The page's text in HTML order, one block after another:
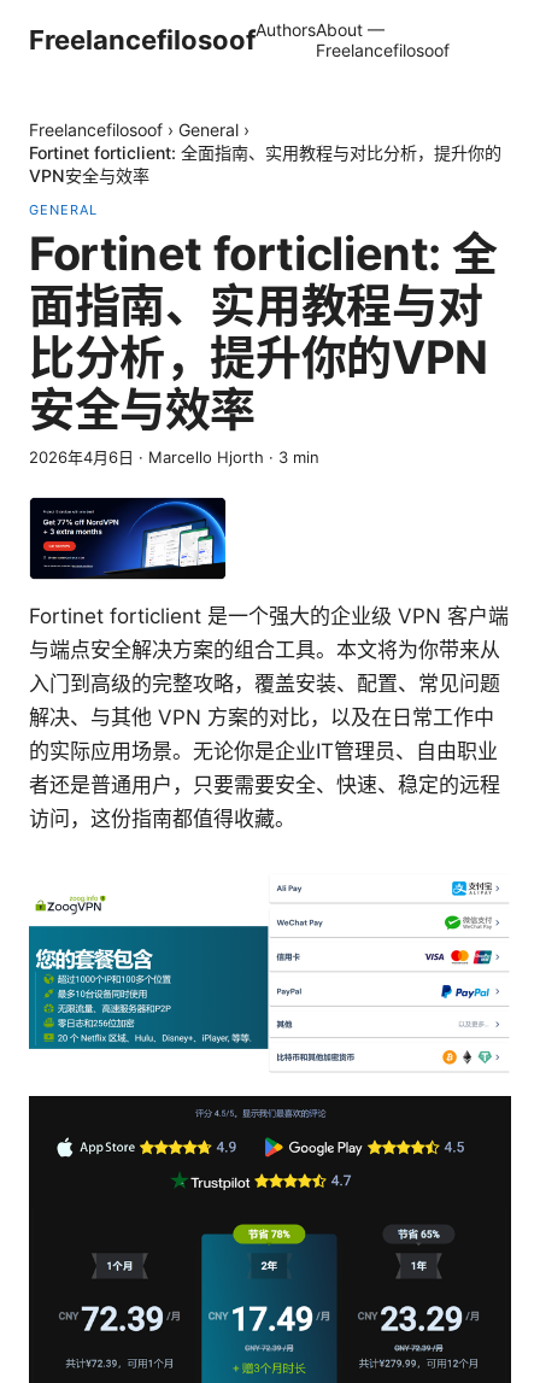
FreelancefilosoofAuthorsAbout —
Freelancefilosoof
Freelancefilosoof › General ›
Fortinet forticlient: 全面指南、实用教程与对比分析，提升你的
VPN安全与效率
GENERAL
Fortinet forticlient: 全
面指南、实用教程与对
比分析，提升你的VPN
安全与效率
2026年4月6日 · Marcello Hjorth · 3 min
Fortinet forticlient 是一个强大的企业级 VPN 客户端
与端点安全解决方案的组合工具。本文将为你带来从
入门到高级的完整攻略，覆盖安装、配置、常见问题
解决、与其他 VPN 方案的对比，以及在日常工作中
的实际应用场景。无论你是企业IT管理员、自由职业
者还是普通用户，只要需要安全、快速、稳定的远程
访问，这份指南都值得收藏。